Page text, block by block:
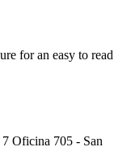
for an easy to read
Oficina 705 - San